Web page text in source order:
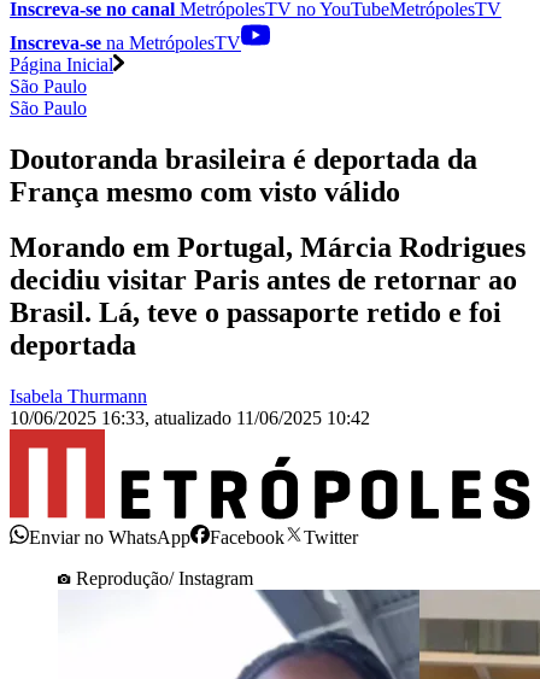
Inscreva-se no canal MetrópolesTV noYouTubeMetrópolesTV
Inscreva-se na MetrópolesTV
Página Inicial
São Paulo
São Paulo
Doutoranda brasileira é deportada da
França mesmo com visto válido
Morando em Portugal, Márcia Rodrigues
decidiu visitar Paris antes de retornar ao
Brasil. Lá, teve o passaporte retido e foi
deportada
Isabela Thurmann
10/06/2025 16:33, atualizado 11/06/2025 10:42
Enviar no WhatsApp Facebook
Twitter
Reprodução/ Instagram